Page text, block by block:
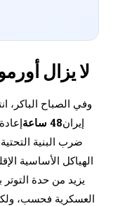
لا يزال
وفي الصباح الباكر،
إيران48 ساعة
ضرب البنية
الهياكل الأساسية
يزيد من حدة
العسكرية فحسب،